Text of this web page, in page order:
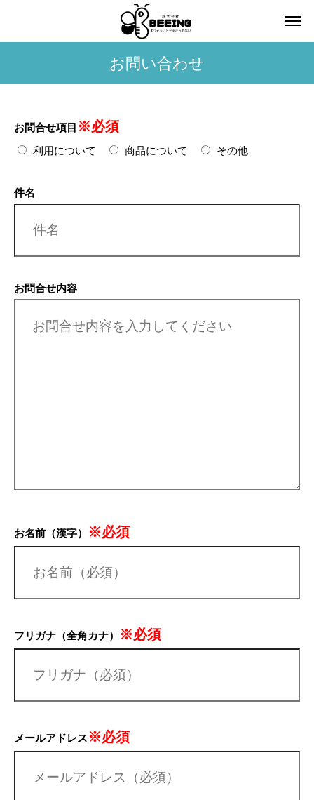
お問い合わせ
お問合せ項目 ※必須
利用について 商品について その他
件名
お問合せ内容
お名前（漢字） ※必須
フリガナ（全角カナ） ※必須
メールアドレス※必須